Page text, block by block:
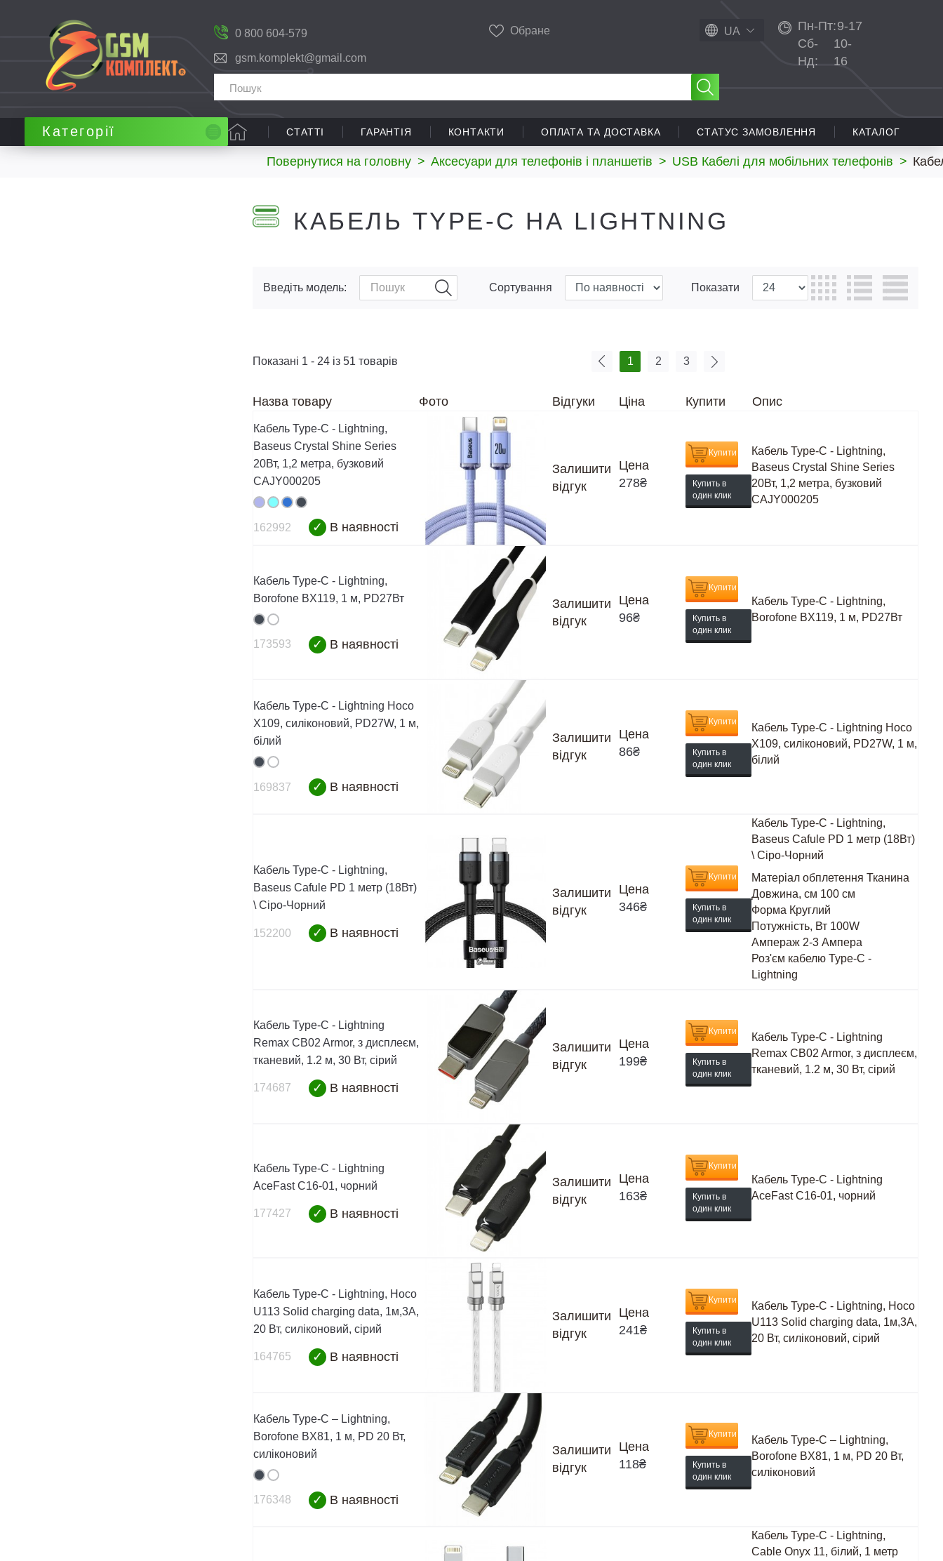
0 800 604-579
gsm.komplekt@gmail.com
Обране UA Пн-Пт:9-17
Сб-
Нд:
10-
16
СТАТТІ ГАРАНТІЯ КОНТАКТИ ОПЛАТА ТА ДОСТАВКА СТАТУС ЗАМОВЛЕННЯ КАТАЛОГ
Повернутися на головну > Аксесуари для телефонів і планшетів > USB Кабелі для мобільних телефонів >
Категорії
КАБЕЛЬ TYPE-C НА LIGHTNING
Введіть модель: Сортування Показати
1 2 3
Показані 1 - 24 із 51 товарів
Назва товару Фото Відгуки Ціна Купити Опис
Кабель Type-C - Lightning,
Baseus Crystal Shine Series
20Вт, 1,2 метра, бузковий
CAJY000205
162992 ✓ В наявності
Залишити
відгук
Цена
278₴
Купити
Купить в
один клик
Кабель Type-C - Lightning,
Baseus Crystal Shine Series
20Вт, 1,2 метра, бузковий
CAJY000205
Кабель Type-C - Lightning,
Borofone BX119, 1 м, PD27Вт
173593 ✓ В наявності
Залишити
відгук
Цена
96₴
Купити
Купить в
один клик
Кабель Type-C - Lightning,
Borofone BX119, 1 м, PD27Вт
Кабель Type-C - Lightning Hoco
X109, силіконовий, PD27W, 1 м,
білий
169837 ✓ В наявності
Залишити
відгук
Цена
86₴
Купити
Купить в
один клик
Кабель Type-C - Lightning Hoco
X109, силіконовий, PD27W, 1 м,
білий
Кабель Type-C - Lightning,
Baseus Cafule PD 1 метр (18Вт)
\ Сіро-Чорний
152200 ✓ В наявності
Залишити
відгук
Цена
346₴
Купити
Купить в
один клик
Кабель Type-C - Lightning,
Baseus Cafule PD 1 метр (18Вт)
\ Сіро-Чорний
Матеріал обплетення Тканина
Довжина, см 100 см
Форма Круглий
Потужність, Вт 100W
Ампераж 2-3 Ампера
Роз'єм кабелю Type-C -
Lightning
Кабель Type-C - Lightning
Remax CB02 Armor, з дисплеєм,
тканевий, 1.2 м, 30 Вт, сірий
174687 ✓ В наявності
Залишити
відгук
Цена
199₴
Купити
Купить в
один клик
Кабель Type-C - Lightning
Remax CB02 Armor, з дисплеєм,
тканевий, 1.2 м, 30 Вт, сірий
Кабель Type-C - Lightning
AceFast C16-01, чорний
177427 ✓ В наявності
Залишити
відгук
Цена
163₴
Купити
Купить в
один клик
Кабель Type-C - Lightning
AceFast C16-01, чорний
Кабель Type-C - Lightning, Hoco
U113 Solid charging data, 1м,3А,
20 Вт, силіконовий, сірий
164765 ✓ В наявності
Залишити
відгук
Цена
241₴
Купити
Купить в
один клик
Кабель Type-C - Lightning, Hoco
U113 Solid charging data, 1м,3А,
20 Вт, силіконовий, сірий
Кабель Type-C – Lightning,
Borofone BX81, 1 м, PD 20 Вт,
силіконовий
176348 ✓ В наявності
Залишити
відгук
Цена
118₴
Купити
Купить в
один клик
Кабель Type-C – Lightning,
Borofone BX81, 1 м, PD 20 Вт,
силіконовий
Кабель Type-C - Lightning,
Cable Onyx 11, білий, 1 метр